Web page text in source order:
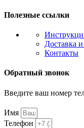
Полезные ссылки
Доставка
Контакты
Обратный звонок
Введите ваш номер
Имя
Телефон